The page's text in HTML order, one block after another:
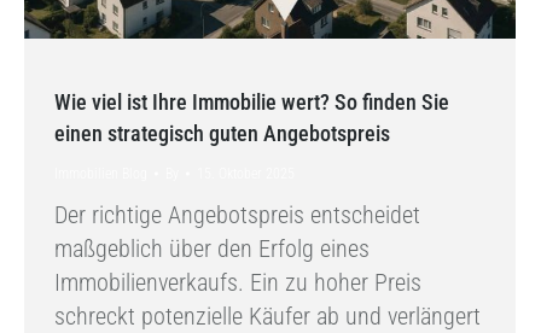
Wie viel ist Ihre Immobilie wert? So finden Sie
einen strategisch guten Angebotspreis
Der richtige Angebotspreis entscheidet
maßgeblich über den Erfolg eines
Immobilienverkaufs. Ein zu hoher Preis
schreckt potenzielle Käufer ab und verlängert